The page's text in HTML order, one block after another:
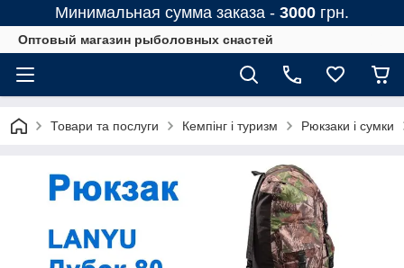
Минимальная сумма заказа - 3000 грн.
Оптовый магазин рыболовных снастей
Товари та послуги Кемпінг і туризм Рюкзаки і сумки